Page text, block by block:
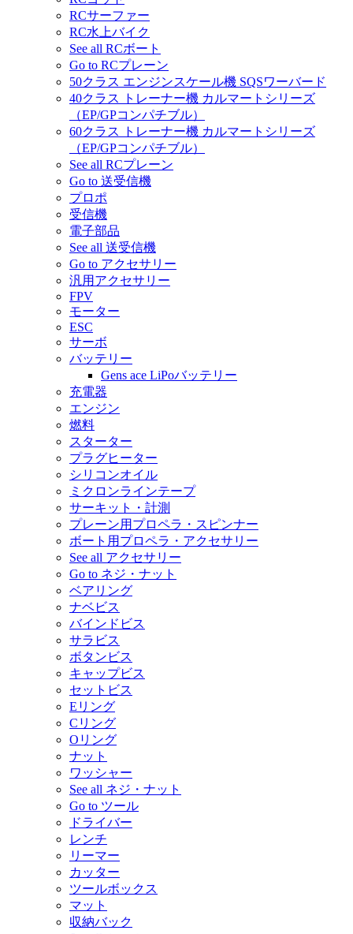
RCサーファー
RC水上バイク
See all RCボート
Go to RCプレーン
50クラス エンジンスケール機 SQSワーバード
40クラス トレーナー機 カルマートシリーズ
（EP/GPコンパチブル）
60クラス トレーナー機 カルマートシリーズ
（EP/GPコンパチブル）
See all RCプレーン
Go to 送受信機
プロポ
受信機
電子部品
See all 送受信機
Go to アクセサリー
汎用アクセサリー
FPV
モーター
ESC
サーボ
バッテリー
Gens ace LiPoバッテリー
充電器
エンジン
燃料
スターター
プラグヒーター
シリコンオイル
ミクロンラインテープ
サーキット・計測
プレーン用プロペラ・スピンナー
ボート用プロペラ・アクセサリー
See all アクセサリー
Go to ネジ・ナット
ベアリング
ナベビス
バインドビス
サラビス
ボタンビス
キャップビス
セットビス
Eリング
Cリング
Oリング
ナット
ワッシャー
See all ネジ・ナット
Go to ツール
ドライバー
レンチ
リーマー
カッター
ツールボックス
マット
収納バック